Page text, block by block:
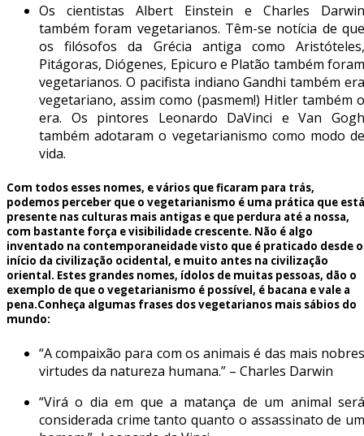
Os cientistas Albert Einstein e Charles Darwin
também foram vegetarianos. Têm-se notícia de que
os filósofos da Grécia antiga como Aristóteles,
Pitágoras, Diógenes, Epicuro e Platão também foram
vegetarianos. O pacifista indiano Gandhi também era
vegetariano, assim como (pasmem!) Hitler também o
era. Os pintores Leonardo DaVinci e Van Gogh
também adotaram o vegetarianismo como modo de
vida.
Com todos esses nomes, e vários que ficaram para trás,
podemos perceber que o vegetarianismo é uma prática que está
presente nas culturas mais antigas e que perdura até a nossa,
com bastante força e visibilidade crescente. Não é algo
inventado na contemporaneidade visto que é praticado desde o
início da civilização ocidental, e muito antes na civilização
oriental. Estes grandes nomes, ídolos de muitas pessoas, dão o
exemplo de que o vegetarianismo é possível, é bacana e vale a
pena.Conheça algumas frases dos vegetarianos mais sábios do
mundo:
“A compaixão para com os animais é das mais nobres
virtudes da natureza humana.” – Charles Darwin
“Virá o dia em que a matança de um animal será
considerada crime tanto quanto o assassinato de um